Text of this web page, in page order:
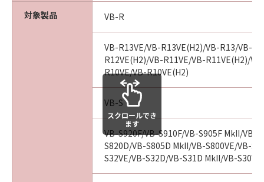
売代理店および販売店は、「許諾ソフトウ
への適合性または「許諾ソフトウェア」に
欠陥がないことを含め、いかなる保証もし
(2) キヤノンは、お客様の正当な入手を証
するものにより証される、お客様の「許諾
ソフトウェア」の入手日より90日の間、通
常の使用状態において、「許諾ソフトウェ
ア」が記録された媒体（以下「メディア」
といいます。）に物理的な欠陥がないこと
対象製品 VB-R
VB-R13VE/VB-R13VE(H2)/VB-R13/VB-
R12VE(H2)/VB-R11VE/VB-R11VE(H2)/
R10VE/VB-R10VE(H2)
VB-S
VB-S920F/VB-S910F/VB-S905F MkII/VB-
S820D/VB-S805D MkII/VB-S800VE/VB-
S32VE/VB-S32D/VB-S31D MkII/VB-
スクロールでき
ます